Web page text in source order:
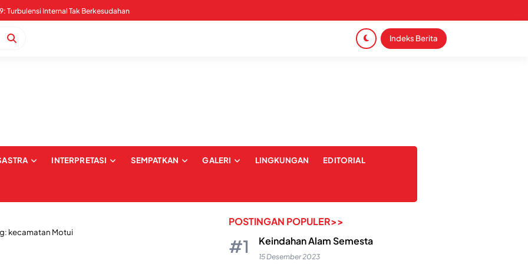
Indeks Berita
INTERPRETASI SEMPATKAN GALERI LINGKUNGAN EDITORIAL
kecamatan Motui
POSTINGAN POPULER>>
Keindahan Alam Semesta
15 Desember 2023